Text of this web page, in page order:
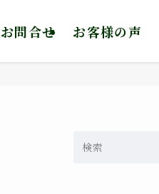
お問合せ お客様の声